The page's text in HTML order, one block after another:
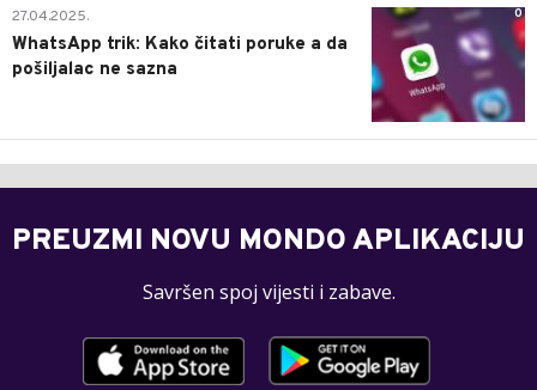
0
27.04.2025.
WhatsApp trik: Kako čitati poruke a da
pošiljalac ne sazna
PREUZMI NOVU MONDO APLIKACIJU
Savršen spoj vijesti i zabave.